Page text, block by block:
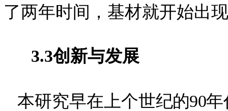
了两年时间，基材就开始出
3.3创新与发展
本研究早在上个世纪的90年